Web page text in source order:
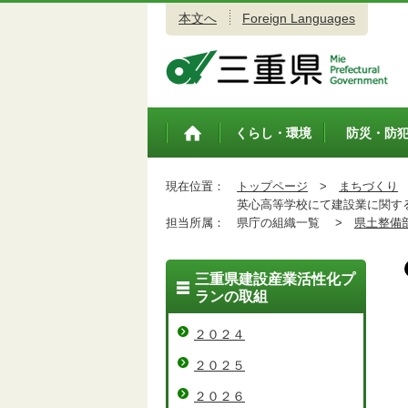
本文へ Foreign Languages
トップペ
くらし・環境 防災・防
現在位置： トップページ > まちづくり
英心高等学校にて建設業に関す
担当所属：
県庁の組織一覧 > 県土整備
三重県建設産業活性化プ
ランの取組
２０２４
２０２５
２０２６